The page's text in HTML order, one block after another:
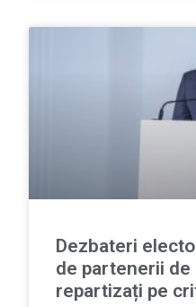
Dezbateri
de partenerii
repartizați pe